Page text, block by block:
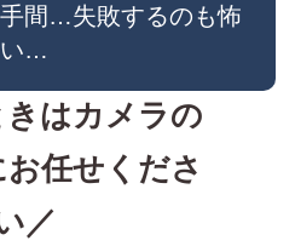
間…失敗するのも怖
い…
はカメラの
任せくださ
／